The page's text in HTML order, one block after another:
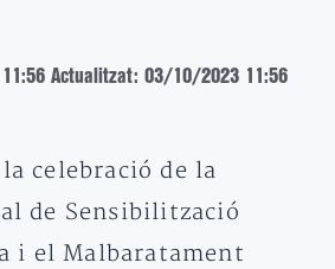
Actualitzat: 03/10/2023 11:56
celebració de la
de Sensibilització
i el Malbaratament